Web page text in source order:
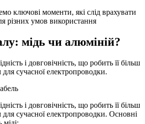
ключові моменти, які слід врахувати
різних умов використання
мідь чи алюміній?
і довговічність, що робить її більш
сучасної електропроводки.
і довговічність, що робить її більш
сучасної електропроводки. Основні